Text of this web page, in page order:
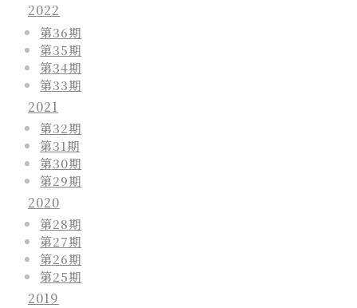
2022
第36期
第35期
第34期
第33期
2021
第32期
第31期
第30期
第29期
2020
第28期
第27期
第26期
第25期
2019